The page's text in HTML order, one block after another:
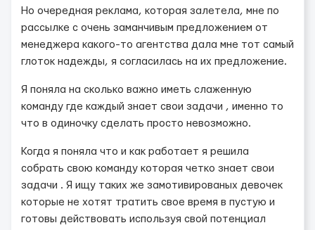
Но очередная реклама, которая залетела, мне по
рассылке с очень заманчивым предложением от
менеджера какого-то агентства дала мне тот самый
глоток надежды, я согласилась на их предложение.
Я поняла на сколько важно иметь слаженную
команду где каждый знает свои задачи , именно то
что в одиночку сделать просто невозможно.
Когда я поняла что и как работает я решила
собрать свою команду которая четко знает свои
задачи . Я ищу таких же замотивированых девочек
которые не хотят тратить свое время в пустую и
готовы действовать используя свой потенциал